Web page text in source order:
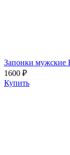
Запонки мужские
1600 ₽
Купить